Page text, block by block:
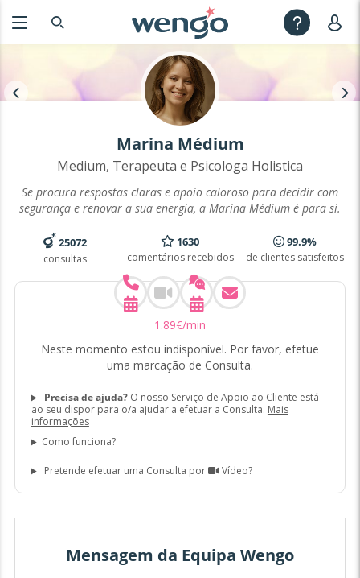
Marina Médium
Medium, Terapeuta e Psicologa Holistica
Se procura respostas claras e apoio caloroso para decidir com
segurança e renovar a sua energia, a Marina Médium é para si.
25072
consultas
1630
comentários recebidos
99.9%
de clientes satisfeitos
1 .89€/min
Neste momento estou indisponível. Por favor, efetue
uma marcação de Consulta.
Precisa de ajuda?O nosso Serviço de Apoio ao Cliente está
ao seu dispor para o/a ajudar a efetuar a Consulta. Mais
informações
Como funciona?
Pretende efetuar uma Consulta por Vídeo?
Mensagem da Equipa Wengo